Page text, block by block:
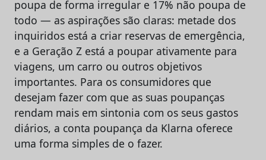
poupa de forma irregular e 17% não poupa de
todo — as aspirações são claras: metade dos
inquiridos está a criar reservas de emergência,
e a Geração Z está a poupar ativamente para
viagens, um carro ou outros objetivos
importantes. Para os consumidores que
desejam fazer com que as suas poupanças
rendam mais em sintonia com os seus gastos
diários, a conta poupança da Klarna oferece
uma forma simples de o fazer.